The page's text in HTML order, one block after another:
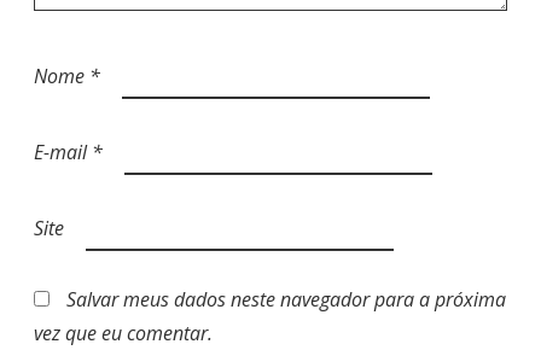
Nome *
E-mail*
Site
Salvar meus dados neste navegador para a próxima
vez que eu comentar.